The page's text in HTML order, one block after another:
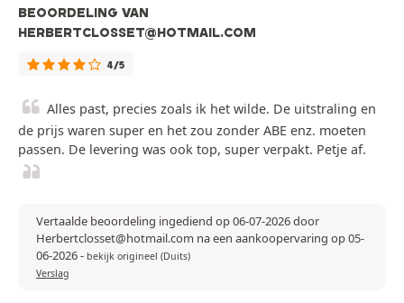
BEOORDELING VAN
HERBERTCLOSSET@HOTMAIL.COM
4/5
Alles past, precies zoals ik het wilde. De uitstraling en
de prijs waren super en het zou zonder ABE enz. moeten
passen. De levering was ook top, super verpakt. Petje af.
Vertaalde beoordeling ingediend op 06-07-2026 door
Herbertclosset@hotmail.com na een aankoopervaring op 05-
06-2026- bekijk origineel (Duits)
Verslag